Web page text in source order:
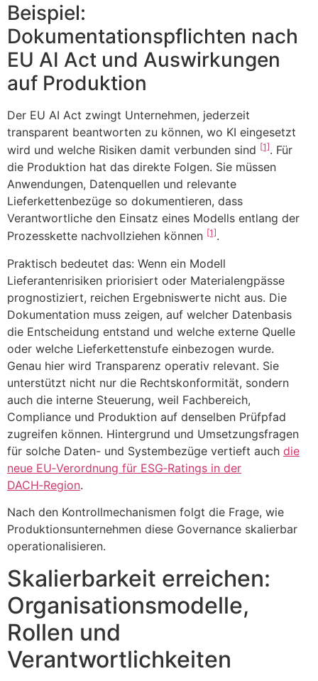
Beispiel:
Dokumentationspflichten nach
EU AI Act und Auswirkungen
auf Produktion
Der EU AI Act zwingt Unternehmen, jederzeit
transparent beantworten zu können, wo KI eingesetzt
wird und welche Risiken damit verbunden sind [1]. Für
die Produktion hat das direkte Folgen. Sie müssen
Anwendungen, Datenquellen und relevante
Lieferkettenbezüge so dokumentieren, dass
Verantwortliche den Einsatz eines Modells entlang der
Prozesskette nachvollziehen können [1].
Praktisch bedeutet das: Wenn ein Modell
Lieferantenrisiken priorisiert oder Materialengpässe
prognostiziert, reichen Ergebniswerte nicht aus. Die
Dokumentation muss zeigen, auf welcher Datenbasis
die Entscheidung entstand und welche externe Quelle
oder welche Lieferkettenstufe einbezogen wurde.
Genau hier wird Transparenz operativ relevant. Sie
unterstützt nicht nur die Rechtskonformität, sondern
auch die interne Steuerung, weil Fachbereich,
Compliance und Produktion auf denselben Prüfpfad
zugreifen können. Hintergrund und Umsetzungsfragen
für solche Daten- und Systembezüge vertieft auch die
neue EU‑Verordnung für ESG‑Ratings in der
DACH‑Region.
Nach den Kontrollmechanismen folgt die Frage, wie
Produktionsunternehmen diese Governance skalierbar
operationalisieren.
Skalierbarkeit erreichen:
Organisationsmodelle,
Rollen und
Verantwortlichkeiten